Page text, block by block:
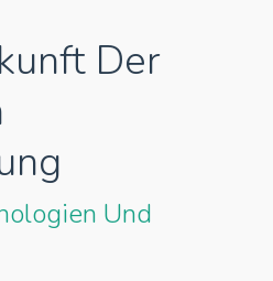
Der
Und